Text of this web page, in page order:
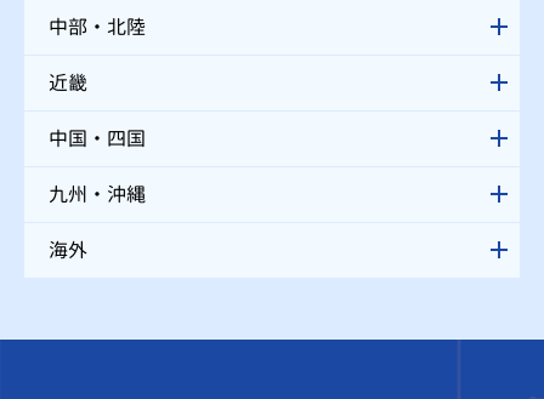
中部・北陸
近畿
中国・四国
九州・沖縄
海外